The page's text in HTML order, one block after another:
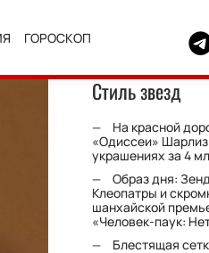
ГОРОСКОП
Стиль звезд
На красной
«Одиссеи» Шарлиз
украшениях за 4
Образ дня:
Клеопатры и
шанхайской
«Человек-паук:
Блестящая